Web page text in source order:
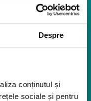
Despre
conținutul și
sociale și pentru